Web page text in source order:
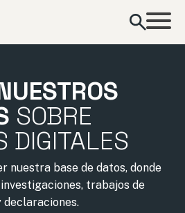
SOBRE
DIGITALES
nuestra base de datos, donde
trabajos de
declaraciones.